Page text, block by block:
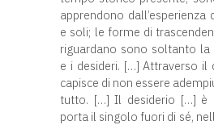
apprendono dall’esperienza
e soli; le forme di
riguardano sono soltanto
e i desideri. […] Attraverso il
capisce di non essere
tutto. […] Il desiderio […] è
porta il singolo fuori di sé,